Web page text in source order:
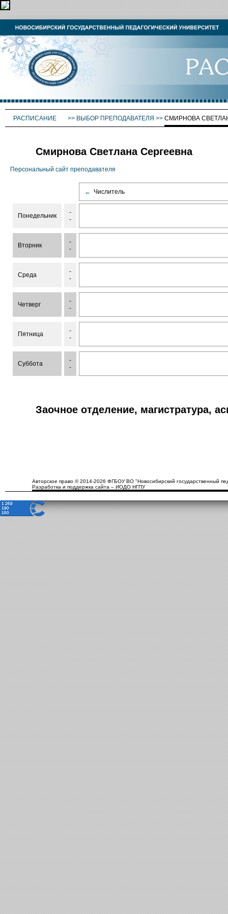
РАСПИСАНИЕ >> ВЫБОР ПРЕПОДАВАТЕЛЯ >> СМИРНОВА
Смирнова Светлана Сергеевна
Персональный сайт преподавателя
← Числитель
Понедельник
-
-
Вторник
-
-
Среда
-
-
Четверг
-
-
Пятница
-
-
Суббота
-
-
Заочное отделение, магистратура,
Авторское право © 2014-2026 ФГБОУ ВО "Новосибирский государственный
Разработка и поддержка сайта – ИОДО НГПУ